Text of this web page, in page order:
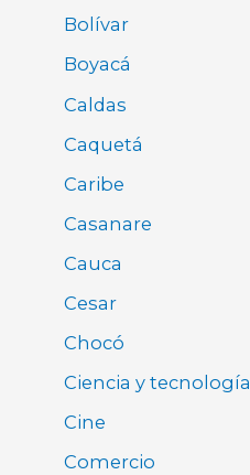
Bolívar
Boyacá
Caldas
Caquetá
Caribe
Casanare
Cauca
Cesar
Chocó
Ciencia y tecnología
Cine
Comercio